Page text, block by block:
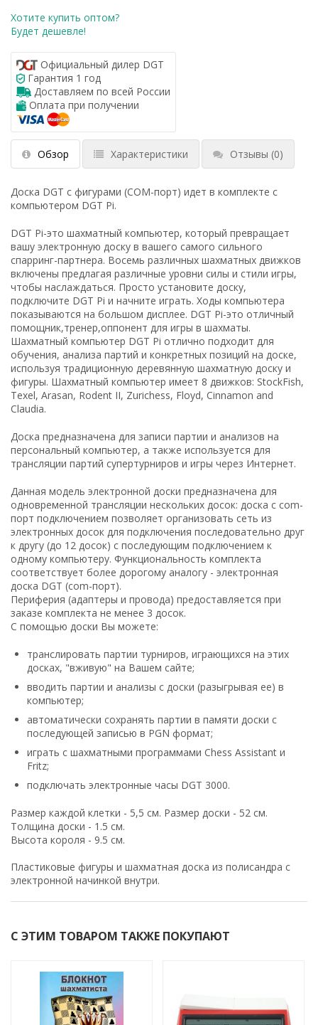
Хотите купить оптом?
Будет дешевле!
Официальный дилер DGT
Гарантия 1 год
Доставляем по всей России
Оплата при получении
Обзор Характеристики Отзывы (0)
Доска DGT с фигурами (COM-порт) идет в комплекте с
компьютером DGT Pi.
DGT Pi-это шахматный компьютер, который превращает
вашу электронную доску в вашего самого сильного
спарринг-партнера. Восемь различных шахматных движков
включены предлагая различные уровни силы и стили игры,
чтобы наслаждаться. Просто установите доску,
подключите DGT Pi и начните играть. Ходы компьютера
показываются на большом дисплее. DGT Pi-это отличный
помощник,тренер,оппонент для игры в шахматы.
Шахматный компьютер DGT Pi отлично подходит для
обучения, анализа партий и конкретных позиций на доске,
используя традиционную деревянную шахматную доску и
фигуры. Шахматный компьютер имеет 8 движков: StockFish,
Texel, Arasan, Rodent II, Zurichess, Floyd, Cinnamon and
Claudia.
Доска предназначена для записи партии и анализов на
персональный компьютер, а также используется для
трансляции партий супертурниров и игры через Интернет.
Данная модель электронной доски предназначена для
одновременной трансляции нескольких досок: доска с com-
порт подключением позволяет организовать сеть из
электронных досок для подключения последовательно друг
к другу (до 12 досок) с последующим подключением к
одному компьютеру. Функциональность комплекта
соответствует более дорогому аналогу - электронная
доска DGT (com-порт).
Периферия (адаптеры и провода) предоставляется при
заказе комплекта не менее 3 досок.
С помощью доски Вы можете:
транслировать партии турниров, играющихся на этих
досках, "вживую" на Вашем сайте;
вводить партии и анализы с доски (разыгрывая ее) в
компьютер;
автоматически сохранять партии в памяти доски с
последующей записью в PGN формат;
играть с шахматными программами Chess Assistant и
Fritz;
подключать электронные часы DGT 3000.
Размер каждой клетки - 5,5 см. Размер доски - 52 см.
Толщина доски - 1.5 см.
Высота короля - 9.5 см.
Пластиковые фигуры и шахматная доска из полисандра с
электронной начинкой внутри.
С ЭТИМ ТОВАРОМ ТАКЖЕ ПОКУПАЮТ